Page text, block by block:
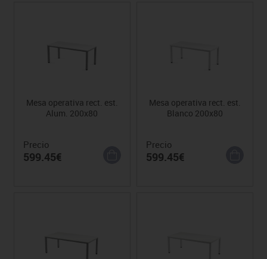
Mesa operativa rect. est.
Alum. 200x80
Precio
599.45€
Mesa operativa rect. est.
Blanco 200x80
Precio
599.45€